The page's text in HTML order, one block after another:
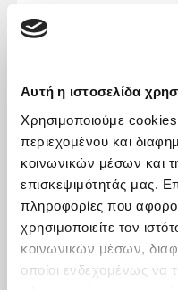
Αυτή η ιστοσελίδα
Χρησιμοποιούμε cookies
περιεχομένου και
κοινωνικών μέσων και
επισκεψιμότητάς μας.
πληροφορίες που
χρησιμοποιείτε τον
κοινωνικών μέσων,
οποίοι ενδεχομένως να
Δηλώνω ότι:
Συμφωνώ ότι η
να χρησιμοποιεί τα